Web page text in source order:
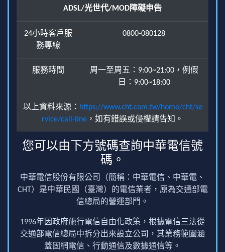
ADSL/光世代/MOD障礙申告
24小時客戶服
務專線
0800-080128
服務時間
周一至周五：9:00~21:00，例假
日：9:00~18:00
以上資料來源： https://www.cht.com.tw/home/cht/se
rvice/call-line ，如有錯誤或侵權請告知。
您可以由下方號碼查詢中華電信號
碼。
中華電信股份有限公司（簡稱：中華電信、中華電、
CHT）是中華民國（臺灣）的電信業者，原為交通部電
信總局的營運部門。
1996年因政府施行電信自由化政策，根據電信三法從
交通部電信總局中拆分出來設立公司，其業務範圍涵
蓋固網電信、行動通信及數據通信等。